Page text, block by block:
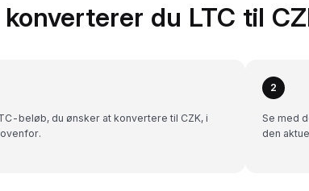
konverterer du LTC til
beløb, du ønsker at konvertere til CZK, i
2
Se med
den